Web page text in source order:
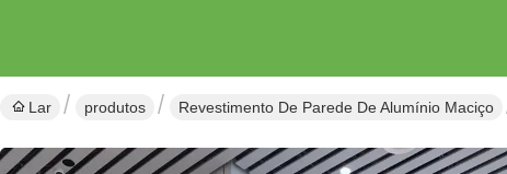
Lar produtos Revestimento De Parede De Alumínio Maciço